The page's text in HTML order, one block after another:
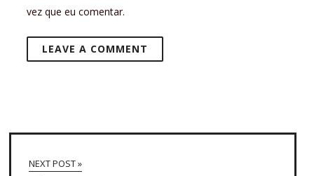
vez que eu comentar.
NEXT POST »